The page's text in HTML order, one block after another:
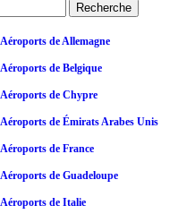
Aéroports de Allemagne
Aéroports de Belgique
Aéroports de Chypre
Aéroports de Émirats Arabes Unis
Aéroports de France
Aéroports de Guadeloupe
Aéroports de Italie